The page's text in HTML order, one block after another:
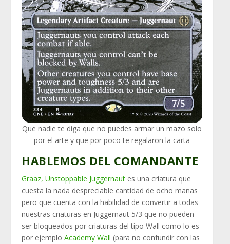
Que nadie te diga que no puedes armar un mazo solo
por el arte y que por poco te regalaron la carta
HABLEMOS DEL COMANDANTE
Graaz, Unstoppable Juggernaut es una criatura que
cuesta la nada despreciable cantidad de ocho manas
pero que cuenta con la habilidad de convertir a todas
nuestras criaturas en Juggernaut 5/3 que no pueden
ser bloqueados por criaturas del tipo Wall como lo es
por ejemploAcademy Wall (para no confundir con las